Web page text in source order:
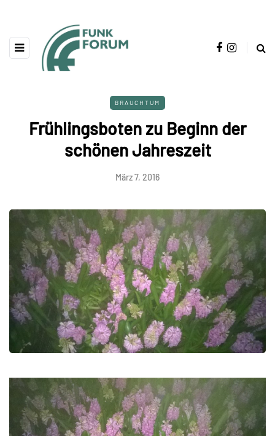
BRAUCHTUM
Frühlingsboten zu Beginn der
schönen Jahreszeit
März 7, 2016